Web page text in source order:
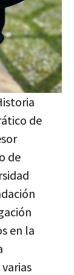
de
de
en la